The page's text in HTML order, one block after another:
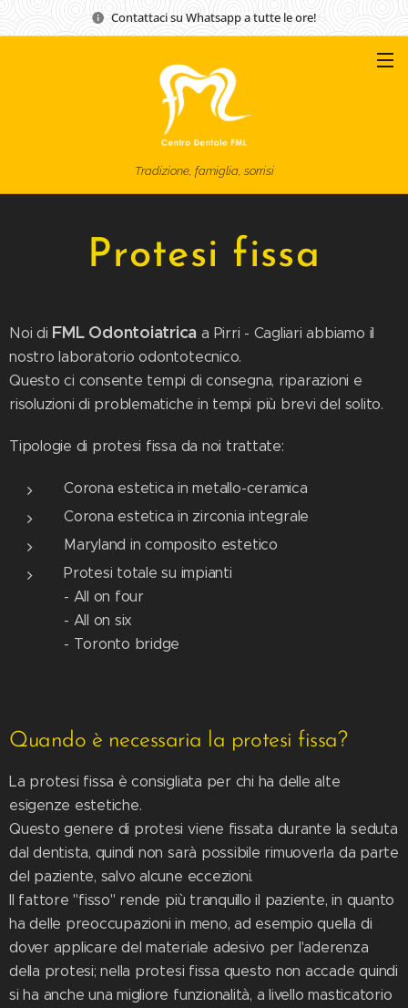
Contattaci su Whatsapp a tutte le ore!
Tradizione, famiglia, sorrisi
Protesi fissa
Noi di FML Odontoiatricaa Pirri - Cagliari abbiamo il
nostro laboratorio odontotecnico.
Questo ci consente tempi di consegna, riparazioni e
risoluzioni di problematiche in tempi più brevi del solito.
Tipologie di protesi fissa da noi trattate:
Corona estetica in metallo-ceramica
Corona estetica in zirconia integrale
Maryland in composito estetico
Protesi totale su impianti
- All on four
- All on six
- Toronto bridge
Quando è necessaria la protesi fissa?
La protesi fissa è consigliata per chi ha delle alte
esigenze estetiche.
Questo genere di protesi viene fissata durante la seduta
dal dentista, quindi non sarà possibile rimuoverla da parte
del paziente, salvo alcune eccezioni.
Il fattore "fisso" rende più tranquillo il paziente, in quanto
ha delle preoccupazioni in meno, ad esempio quella di
dover applicare del materiale adesivo per l'aderenza
della protesi; nella protesi fissa questo non accade quindi
si ha anche una migliore funzionalità, a livello masticatorio